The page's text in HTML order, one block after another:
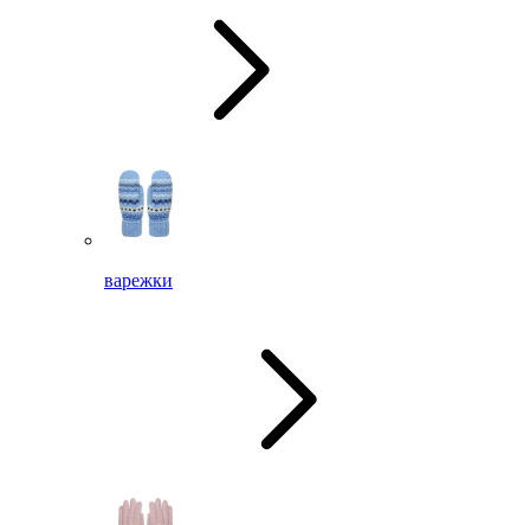
варежки